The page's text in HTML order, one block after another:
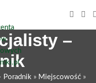
–
Poradnik » Miejscowość »